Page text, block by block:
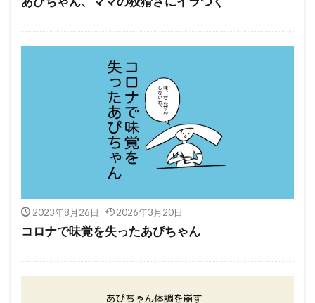
2023年8月26日 2026年3月20日
コロナで味覚を失ったあぴちゃん